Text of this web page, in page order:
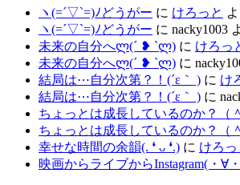
ヽ(=´▽`=)ﾉどうがー に けろっと
ヽ(=´▽`=)ﾉどうがー に nacky1003
未来の自分へლ⁠(⁠´⁠ ⁠❥⁠ ⁠`⁠ლ⁠) に けろっ
未来の自分へლ⁠(⁠´⁠ ⁠❥⁠ ⁠`⁠ლ⁠) に
結局は⋯自分次第？！(´ε｀ ) に け
結局は⋯自分次第？！(´ε｀ ) に
ちょっとは成長しているのか？（
ちょっとは成長しているのか？（
幸せな時間の余韻(⁠.⁠ ⁠❛⁠ ⁠ᴗ⁠ ⁠❛⁠.⁠) に けろっ
映画からライブからInstagram(⁠・⁠∀⁠